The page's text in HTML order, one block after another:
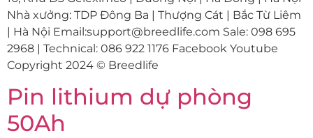
Nhà xưởng: TDP Đông Ba | Thượng Cát | Bắc Từ Liêm
| Hà Nội Email:support@breedlife.com Sale: 098 695
2968 | Technical: 086 922 1176 Facebook Youtube
Copyright 2024 © Breedlife
Pin lithium dự phòng
50Ah